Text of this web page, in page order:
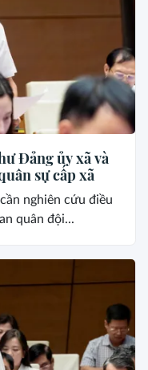
Đảng ủy xã và
sự cấp xã
nghiên cứu điều
quân đội...